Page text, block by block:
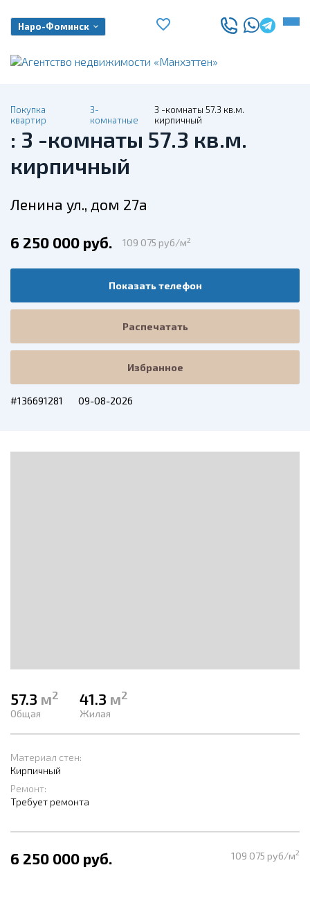
Наро-Фоминск
Покупка
квартир
3-
комнатные
3 -комнаты 57.3 кв.м.
кирпичный
: 3 -комнаты 57.3 кв.м.
кирпичный
Ленина ул., дом 27а
6 250 000 руб. 109 075 руб/м2
Показать телефон
Распечатать
Избранное
#136691281 09-08-2026
57.3 м2
Общая
41.3 м2
Жилая
Материал стен:
Кирпичный
Ремонт:
Требует ремонта
6 250 000 руб. 109 075 руб/м2